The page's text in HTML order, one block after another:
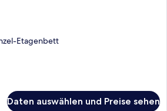
Etagenbett
Daten auswählen und Preise sehen